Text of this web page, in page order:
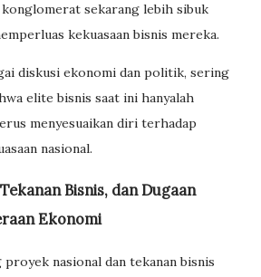
sekarang lebih sibuk
kekuasaan bisnis mereka.
diskusi ekonomi dan politik, sering
elite bisnis saat ini hanyalah
menyesuaikan diri terhadap
nasional.
Bisnis, dan Dugaan
Ekonomi
proyek nasional dan tekanan bisnis